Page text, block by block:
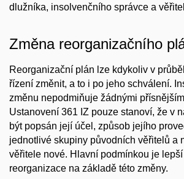
dlužníka, insolvenčního správce a
Změna reorganizačního
Reorganizační plán lze kdykoliv v
řízení změnit, a to i po jeho schválení.
změnu nepodmiňuje žádnými
Ustanovení 361 IZ pouze stanoví, že v
být popsán její účel, způsob jejího
jednotlivé skupiny původních věřitelů a
věřitele nové. Hlavní podmínkou je
reorganizace na základě této změny.